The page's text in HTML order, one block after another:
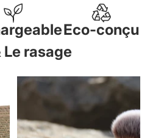
Eco-conçu
rasage